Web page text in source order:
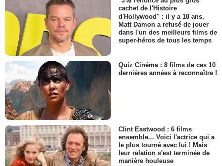
cachet de l'Histoire
d'Hollywood" : il y a 18 ans,
Matt Damon a refusé de jouer
dans l'un des meilleurs films de
super-héros de tous les temps
Quiz Cinéma : 8 films de ces 10
dernières années à reconnaître !
Clint Eastwood : 6 films
ensemble... Voici l'actrice qui a
le plus tourné avec lui ! Mais
leur relation s'est terminée de
manière houleuse